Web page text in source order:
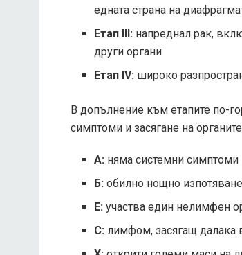
едната страна на
Етап III: напреднал рак,
други органи
Етап IV: широко
В допълнение към етапите по-
симптоми и засягане на
A: няма системни симптоми
Б: обилно нощно
E: участва един нелимфен
С: лимфом, засягащ далака